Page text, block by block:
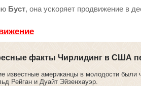
Буст, она ускоряет продвижение в
факты Чирлидинг в США
известные американцы в молодости
Рейган и Дуайт Эйзенхауэр.